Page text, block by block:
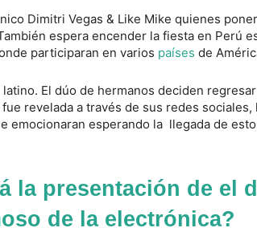
Dimitri Vegas & Like Mike quienes
espera encender la fiesta en Perú
participaran en varios países de
El dúo de hermanos deciden
revelada a través de sus redes sociales,
emocionaran esperando la llegada de
la presentación de el
de la electrónica?